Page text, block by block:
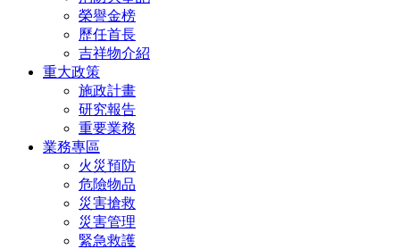
榮譽金榜
歷任首長
吉祥物介紹
重大政策
施政計畫
研究報告
重要業務
業務專區
火災預防
危險物品
災害搶救
災害管理
緊急救護